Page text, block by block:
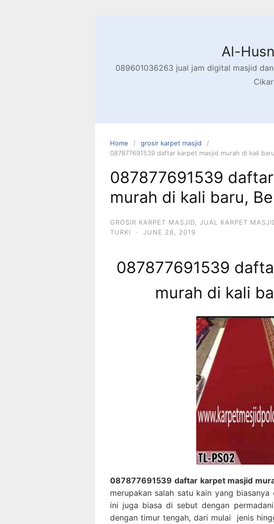
Al-
089601036263 jual jam digital masjid
Home
grosir karpet masjid
087877691539 daftar karpet masjid murah di kali
087877691539
murah di kali baru,
GROSIR KARPET MASJID JUAL KARPET
TURKI
· JUNE 28, 2019
087877691539
murah di kali
087877691539 daftar karpet masjid
merupakan salah satu kain yang
ini juga biasa di sebut dengan
dengan timur tengah, dari mulai jenis